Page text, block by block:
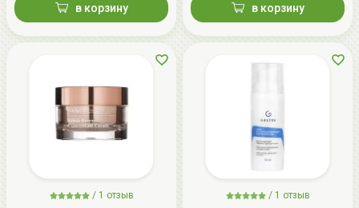
в корзину в корзину
/ 1 отзыв
/ 1 отзыв